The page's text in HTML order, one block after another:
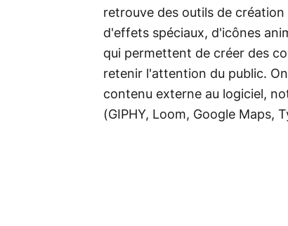
retrouve des outils de
d'effets spéciaux, d'icônes
qui permettent de créer des
retenir l'attention du public.
contenu externe au logiciel,
(GIPHY, Loom, Google Maps,